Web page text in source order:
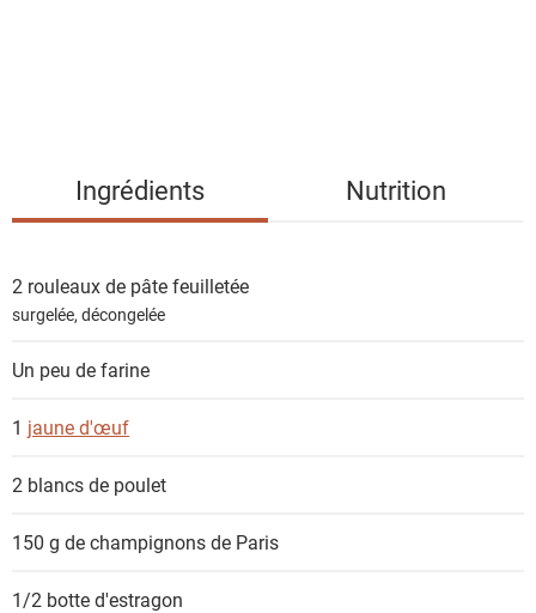
i
e
n
s
Ingrédients Nutrition
2 rouleaux de pâte feuilletée
surgelée, décongelée
Un peu de farine
1 jaune d'œuf
2 blancs de poulet
150 g dechampignons de Paris
1/2 botted'estragon